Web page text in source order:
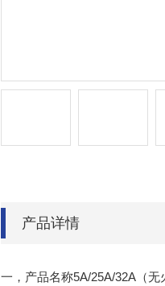
产品详情
一，产品名称5A/25A/32A（无